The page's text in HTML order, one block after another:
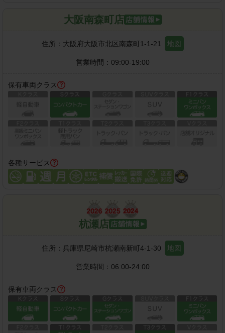
大阪南森町店
住所： 大阪府大阪市北区南森町1-1-21 地図
営業時間： 09:00-19:00
保有車両クラス
各種サービス
杭瀬店
住所： 兵庫県尼崎市杭瀬南新町4-1-30 地図
営業時間： 06:00-24:00
保有車両クラス